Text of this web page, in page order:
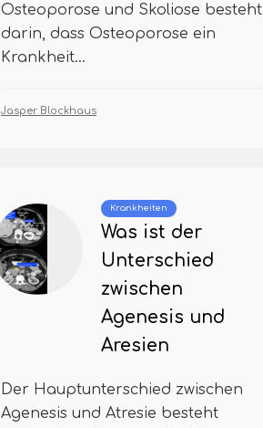
Osteoporose und Skoliose besteht
darin, dass Osteoporose ein
Krankheit...
Jasper Blockhaus
Krankheiten
Was ist der
Unterschied
zwischen
Agenesis und
Aresien
Der Hauptunterschied zwischen
Agenesis und Atresie besteht